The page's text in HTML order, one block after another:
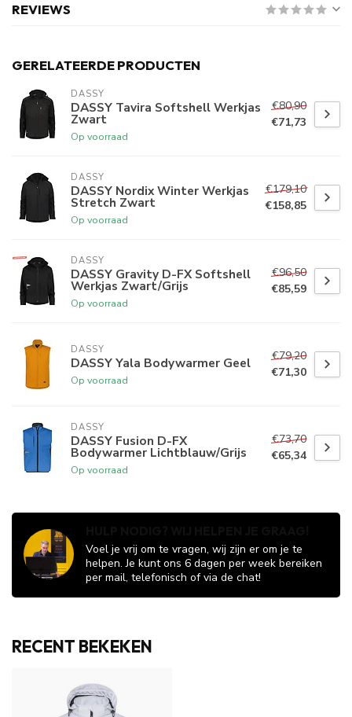
REVIEWS
GERELATEERDE PRODUCTEN
DASSY
DASSY Tavira Softshell Werkjas
Zwart
Op voorraad
€80,90
€71,73
DASSY
DASSY Nordix Winter Werkjas
Stretch Zwart
Op voorraad
€179,10
€158,85
DASSY
DASSY Gravity D-FX Softshell
Werkjas Zwart/Grijs
Op voorraad
€96,50
€85,59
DASSY
DASSY Yala Bodywarmer Geel
Op voorraad
€79,20
€71,30
DASSY
DASSY Fusion D-FX
Bodywarmer Lichtblauw/Grijs
Op voorraad
€73,70
€65,34
Voel je vrij om te vragen, wij zijn er om je te
helpen. Je kunt ons 6 dagen per week bereiken
per mail, telefonisch of via de chat!
RECENT BEKEKEN